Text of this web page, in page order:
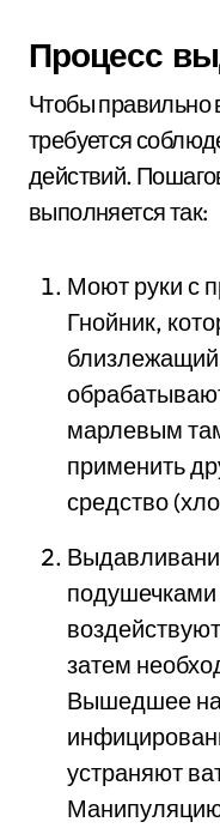
Процесс
Чтобы правильно
требуется
действий.
выполняется так:
Моют руки с
Гнойник,
марлевым
применить
средство
затем
Вышедшее
устраняют
Манипуляцию